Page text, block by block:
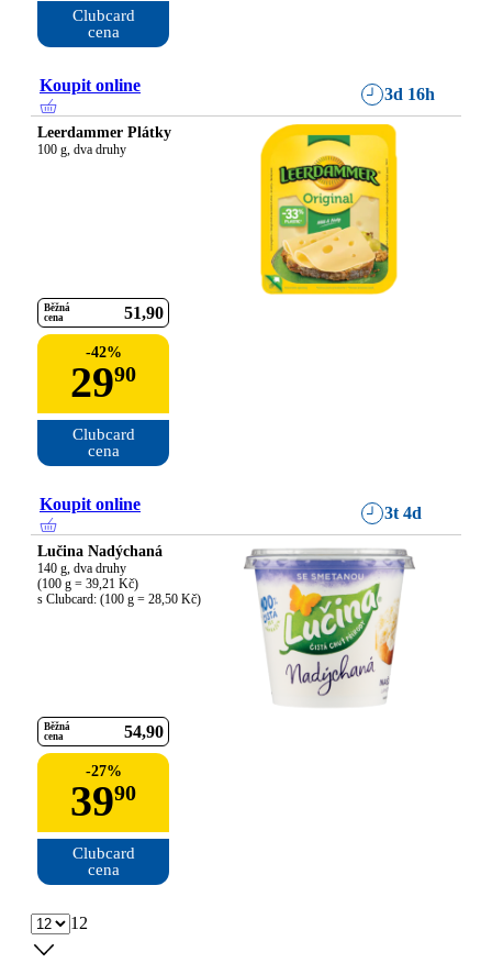
Clubcard
cena
Koupit online 3d 16h
Leerdammer Plátky
100 g, dva druhy
Běžná
cena
51 90
-42%
2990
Clubcard
cena
Koupit online 3t 4d
Lučina Nadýchaná
140 g, dva druhy
(100 g = 39,21 Kč)
s Clubcard: (100 g = 28,50 Kč)
Běžná
cena
54 90
-27%
3990
Clubcard
cena
12